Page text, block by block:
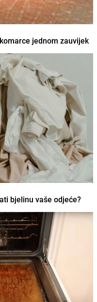
jednom zauvijek
bjelinu vaše odjeće?